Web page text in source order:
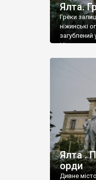
Ялта.
Греки
ніжинські
загублений
Ніжин
Ялта .
орди
Дивне